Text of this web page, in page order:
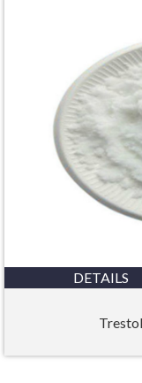
DETAILS